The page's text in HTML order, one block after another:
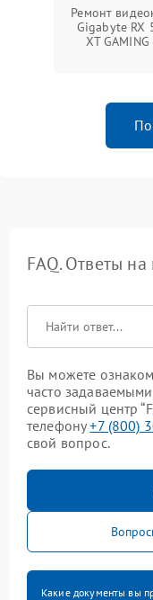
Ремонт
Gigabyte RX
XT GAMING
FAQ. Ответы
Вы можете
часто
сервисный центр
телефону+7 (800)
свой вопрос.
Какие документы вы